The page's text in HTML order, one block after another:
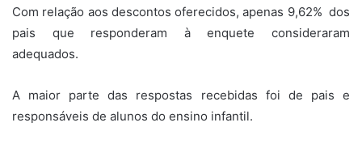
Com relação aos descontos oferecidos, apenas 9,62% dos
pais que responderam à enquete consideraram
adequados.
A maior parte das respostas recebidas foi de pais e
responsáveis de alunos do ensino infantil.